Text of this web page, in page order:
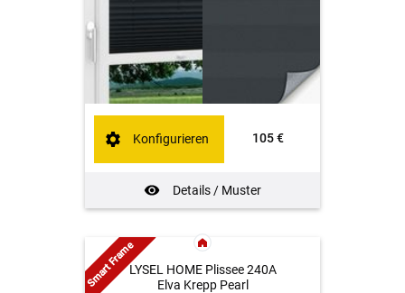
105 €
Details / Muster
Konfigurieren
LYSEL HOME Plissee 240A
Elva Krepp Pearl
Smart Frame